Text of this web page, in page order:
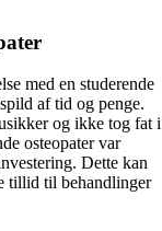
med en studerende
af tid og penge.
og ikke tog fat i
osteopater var
Dette kan
tillid til behandlinger